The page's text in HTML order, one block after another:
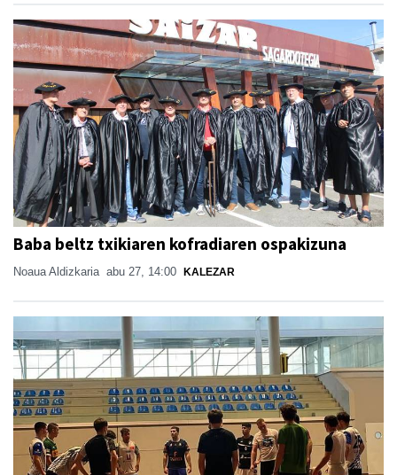
Baba beltz txikiaren kofradiaren ospakizuna
Noaua Aldizkaria abu 27, 14:00 KALEZAR